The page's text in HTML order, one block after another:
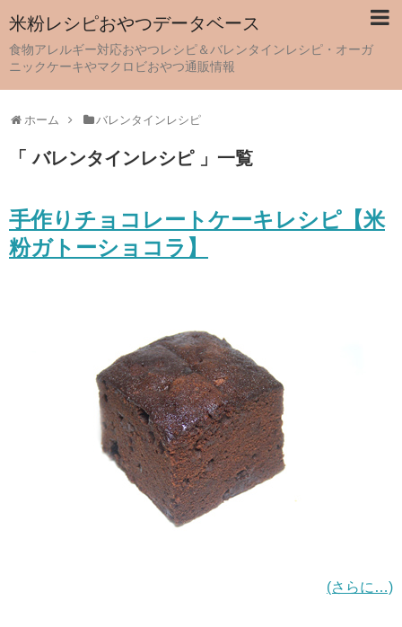
米粉レシピおやつデータベース
食物アレルギー対応おやつレシピ＆バレンタインレシピ・オーガ
ニックケーキやマクロビおやつ通販情報
ホーム バレンタインレシピ
「 バレンタインレシピ 」一覧
手作りチョコレートケーキレシピ【米
粉ガトーショコラ】
(さらに…)